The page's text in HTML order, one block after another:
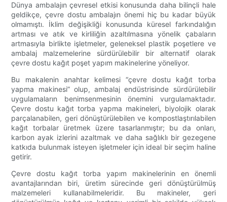
Dünya ambalajın çevresel etkisi konusunda daha bilinçli hale
geldikçe, çevre dostu ambalajın önemi hiç bu kadar büyük
olmamıştı. İklim değişikliği konusunda küresel farkındalığın
artması ve atık ve kirliliğin azaltılmasına yönelik çabaların
artmasıyla birlikte işletmeler, geleneksel plastik poşetlere ve
ambalaj malzemelerine sürdürülebilir bir alternatif olarak
çevre dostu kağıt poşet yapım makinelerine yöneliyor.
Bu makalenin anahtar kelimesi “çevre dostu kağıt torba
yapma makinesi” olup, ambalaj endüstrisinde sürdürülebilir
uygulamaların benimsenmesinin önemini vurgulamaktadır.
Çevre dostu kağıt torba yapma makineleri, biyolojik olarak
parçalanabilen, geri dönüştürülebilen ve kompostlaştırılabilen
kağıt torbalar üretmek üzere tasarlanmıştır; bu da onları,
karbon ayak izlerini azaltmak ve daha sağlıklı bir gezegene
katkıda bulunmak isteyen işletmeler için ideal bir seçim haline
getirir.
Çevre dostu kağıt torba yapım makinelerinin en önemli
avantajlarından biri, üretim sürecinde geri dönüştürülmüş
malzemeleri kullanabilmeleridir. Bu makineler, geri